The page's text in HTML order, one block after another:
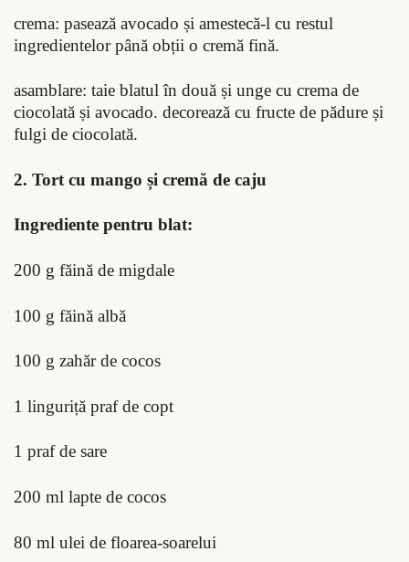
crema: pasează avocado și amestecă-l cu restul
ingredientelor până obții o cremă fină.
asamblare: taie blatul în două și unge cu crema de
ciocolată și avocado. decorează cu fructe de pădure și
fulgi de ciocolată.
2. Tort cu mango și cremă de caju
Ingrediente pentru blat:
200 g făină de migdale
100 g făină albă
100 g zahăr de cocos
1 linguriță praf de copt
1 praf de sare
200 ml lapte de cocos
80 ml ulei de floarea-soarelui